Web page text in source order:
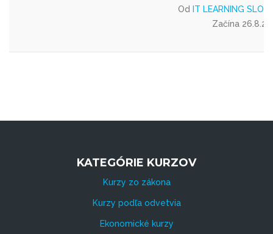
Od IT LEARNING
Začína
KATEGÓRIE KURZOV
Kurzy zo zákona
Kurzy podľa odvetvia
Ekonomické kurzy